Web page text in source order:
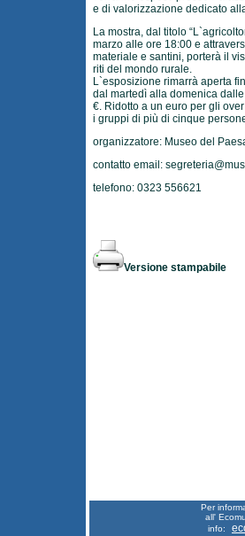
e di valorizzazione dedicato
La mostra, dal titolo
marzo alle ore 18:00 e
materiale e santini, porterà il
riti del mondo rurale.
L`esposizione rimarrà aperta
dal martedì alla domenica
€. Ridotto a un euro per gli
i gruppi di più di cinque
organizzatore: Museo del
contatto email:
telefono: 0323 556621
Versione stampabile
Per
all'
info: